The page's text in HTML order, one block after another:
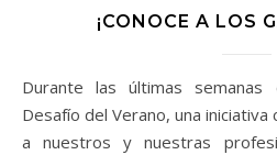
¡CONOCE A LOS
Durante las últimas semanas de agosto lanzamos el
Desafío del Verano, una
a nuestros y nuestras